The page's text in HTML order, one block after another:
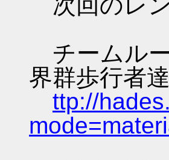
次回のレ
チームル
界群歩行者達
ttp://